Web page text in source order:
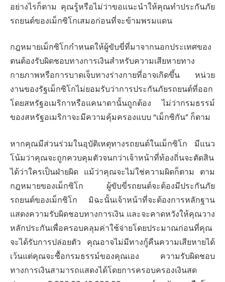
อย่างไรก็ตาม คุณรู้หรือไม่ว่าขอแนะนำให้คุณทำประกันภัย
รถยนต์ของเม็กซิโกเสมอก่อนที่จะข้ามพรมแดน
กฎหมายเม็กซิโกกำหนดให้ผู้ขับขี่ที่มาจากนอกประเทศของ
ตนต้องรับผิดชอบทางการเงินสำหรับความเสียหายทาง
กายภาพหรือการบาดเจ็บทางร่างกายที่อาจเกิดขึ้น หน่วย
งานของรัฐเม็กซิโกไม่ยอมรับว่าการประกันภัยรถยนต์ที่ออก
โดยสหรัฐอเมริกาหรือแคนาดานั้นถูกต้อง ไม่ว่ากรมธรรม์
ของสหรัฐอเมริกาจะมีความคุ้มครองแบบ “เม็กซิกัน” ก็ตาม
หากคุณมีส่วนร่วมในอุบัติเหตุทางรถยนต์ในเม็กซิโก มีแนว
โน้มว่าคุณจะถูกควบคุมตัวจนกว่าเจ้าหน้าที่ท้องถิ่นจะตัดสิน
ได้ว่าใครเป็นฝ่ายผิด แม้ว่าคุณจะไม่ใช่ความผิดก็ตาม ตาม
กฎหมายของเม็กซิโก ผู้ขับขี่รถยนต์จะต้องมีประกันภัย
รถยนต์ของเม็กซิโก มิฉะนั้นเจ้าหน้าที่จะต้องการหลักฐาน
แสดงความรับผิดชอบทางการเงิน และจะคาดหวังให้คุณวาง
หลักประกันเพื่อครอบคลุมค่าใช้จ่ายโดยประมาณก่อนที่คุณ
จะได้รับการปล่อยตัว คุณอาจไม่มีทางกู้คืนความเสียหายได้
เว้นแต่คุณจะซื้อกรมธรรม์ของคุณเอง ความรับผิดชอบ
ทางการเงินสามารถแสดงได้โดยการครอบครองเงินสด